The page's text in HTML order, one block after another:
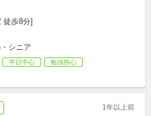
徒歩8分]
シニア
平日中心
勉強熱心
1年以上前